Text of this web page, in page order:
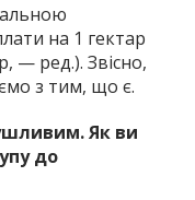
на 1 гектар
— ред.). Звісно,
з тим, що є.
Як ви
до